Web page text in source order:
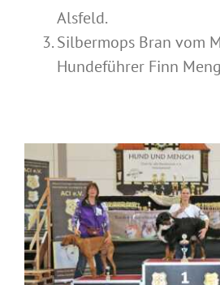
Alsfeld.
Silbermops Bran vom
Hundeführer Finn